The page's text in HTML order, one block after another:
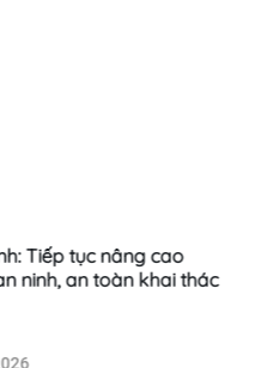
sinh từ phong trào thể